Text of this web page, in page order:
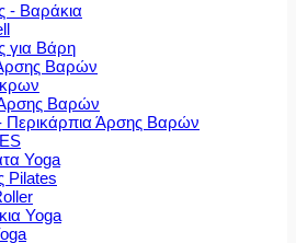
- Βαράκια
για Βάρη
Βαρών
Βαρών
Περικάρπια Άρσης Βαρών
Yoga
Pilates
Yoga